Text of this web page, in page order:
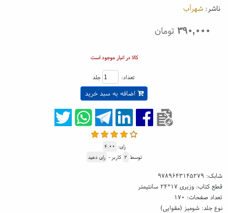
ناشر: شهرآب
۳۹۰,۰۰۰ تومان
کالا در انبار موجود است
تعداد: جلد
اضافه به سبد خرید
رای: ۴.۰۰
توسط ۲ کاربر - رای دهید
شابک: ۹۷۸۹۶۴۳۱۴۵۲۷۹
قطع کتاب: وزیری ۱۷*۲۴ سانتیمتر
تعداد صفحات: ۱۷۰
نوع جلد: شومیز (مقوایی)